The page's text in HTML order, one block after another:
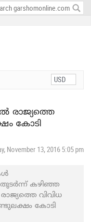
രാജ്യത്തെ
കോടി
November 13, 2016 5:05 pm
കഴിഞ്ഞ
വിവിധ
കോടി